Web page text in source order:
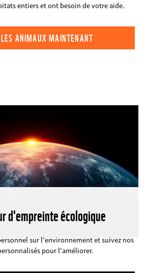
entiers et ont besoin de votre aide.
ANIMAUX MAINTENANT
d'empreinte écologique
sur l'environnement et suivez nos
pour l'améliorer.